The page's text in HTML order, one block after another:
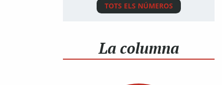
TOTS ELS NÚMEROS
La columna